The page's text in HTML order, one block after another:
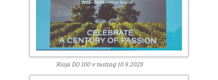
Rioja DO 100 v tasting 10.9.2025